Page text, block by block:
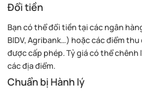
Đổi tiền
Bạn có thể đổi tiền tại các ngân
BIDV, Agribank…) hoặc các điểm
được cấp phép. Tỷ giá có thể
các địa điểm.
Chuẩn bị Hành lý